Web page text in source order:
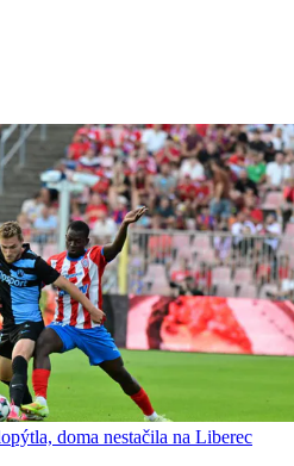
doma nestačila na Liberec